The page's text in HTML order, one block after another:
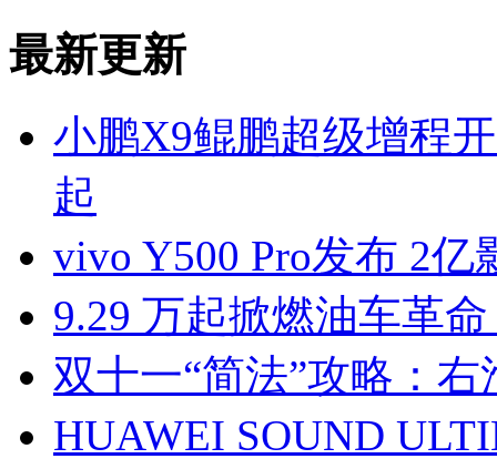
最新更新
小鹏X9鲲鹏超级增程
起
vivo Y500 Pro发布 2亿
9.29 万起掀燃油车革
双十一“简法”攻略：
HUAWEI SOUND